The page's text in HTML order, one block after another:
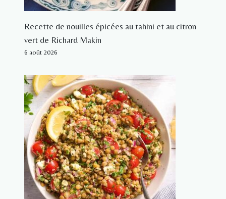
Recette de nouilles épicées au tahini et au citron
vert de Richard Makin
6 août 2026